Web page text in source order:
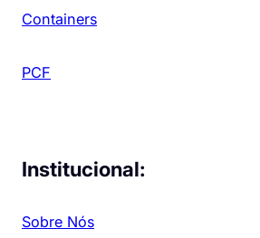
Containers
PCF
Institucional:
Sobre Nós